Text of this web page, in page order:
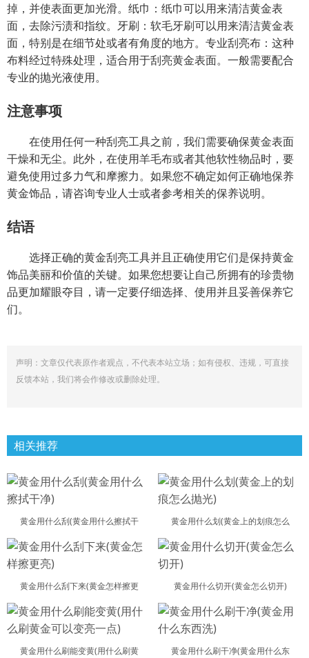
掉，并使表面更加光滑。纸巾：纸巾可以用来清洁黄金表
面，去除污渍和指纹。牙刷：软毛牙刷可以用来清洁黄金表
面，特别是在细节处或者有角度的地方。专业刮亮布：这种
布料经过特殊处理，适合用于刮亮黄金表面。一般需要配合
专业的抛光液使用。
注意事项
在使用任何一种刮亮工具之前，我们需要确保黄金表面
干燥和无尘。此外，在使用羊毛布或者其他软性物品时，要
避免使用过多力气和摩擦力。如果您不确定如何正确地保养
黄金饰品，请咨询专业人士或者参考相关的保养说明。
结语
选择正确的黄金刮亮工具并且正确使用它们是保持黄金
饰品美丽和价值的关键。如果您想要让自己所拥有的珍贵物
品更加耀眼夺目，请一定要仔细选择、使用并且妥善保养它
们。
声明：文章仅代表原作者观点，不代表本站立场；如有侵权、违规，可直接
反馈本站，我们将会作修改或删除处理。
相关推荐
黄金用什么刮(黄金用什么擦拭干 黄金用什么划(黄金上的划痕怎么
黄金用什么刮下来(黄金怎样擦更 黄金用什么切开(黄金怎么切开)
黄金用什么刷能变黄(用什么刷黄 黄金用什么刷干净(黄金用什么东